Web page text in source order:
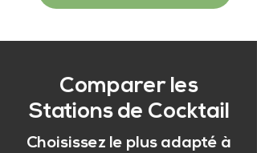
Comparer les
Stations de Cocktail
Choisissez le plus adapté à